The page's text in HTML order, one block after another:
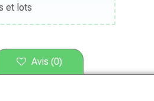
et lots
Avis (0)